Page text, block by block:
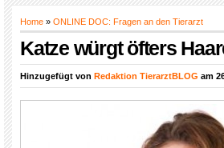
Home » ONLINE DOC: Fragen an den Tierarzt
Katze würgt öfters
Hinzugefügt von Redaktion TierarztBLOG am